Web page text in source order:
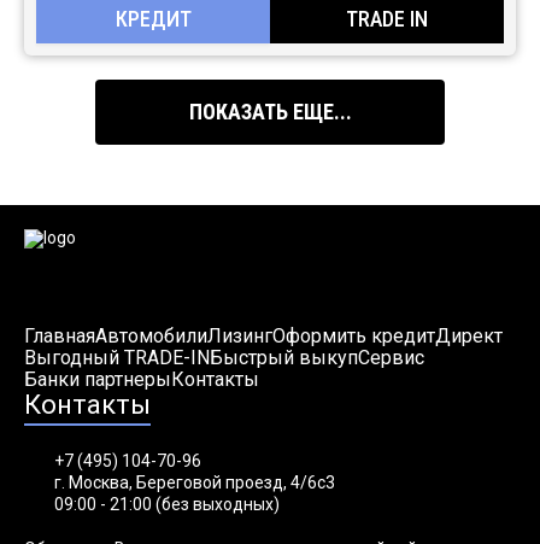
КРЕДИТ TRADE IN
ПОКАЗАТЬ ЕЩЕ...
ГлавнаяАвтомобилиЛизингОформить кредитДирект
Выгодный TRADE-INБыстрый выкупСервис
Банки партнерыКонтакты
Контакты
+7 (495) 104-70-96
г. Москва, Береговой проезд, 4/6с3
09:00 - 21:00 (без выходных)